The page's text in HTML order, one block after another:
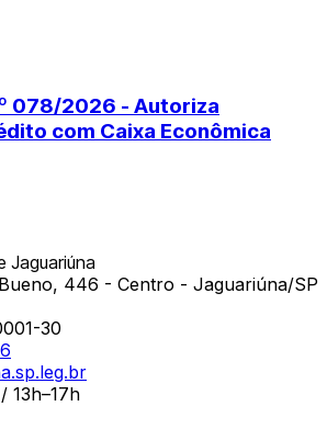
078/2026 - Autoriza
com Caixa Econômica
Jaguariúna
446 - Centro - Jaguariúna/SP
30
13h–17h